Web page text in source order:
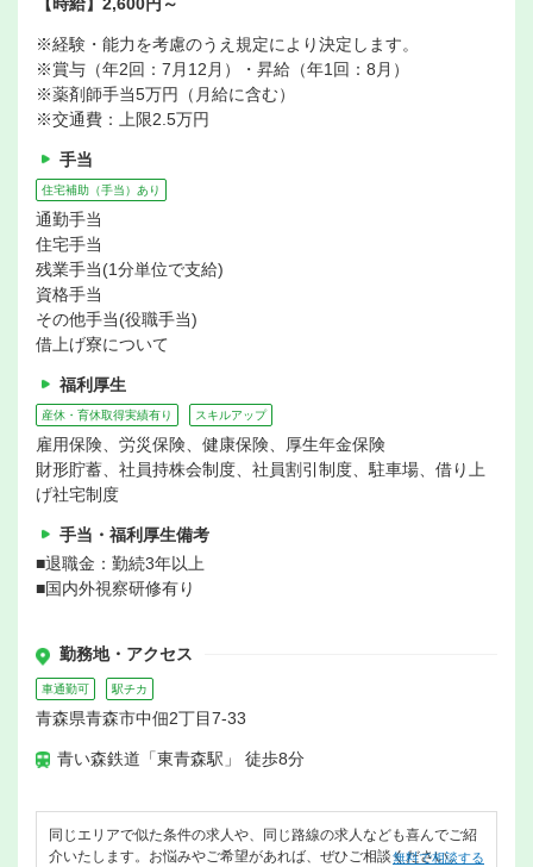
【時給】2,600円～
※経験・能力を考慮のうえ規定により決定します。
※賞与（年2回：7月12月）・昇給（年1回：8月）
※薬剤師手当5万円（月給に含む）
※交通費：上限2.5万円
手当
住宅補助（手当）あり
通勤手当
住宅手当
残業手当(1分単位で支給)
資格手当
その他手当(役職手当)
借上げ寮について
福利厚生
産休・育休取得実績有り スキルアップ
雇用保険、労災保険、健康保険、厚生年金保険
財形貯蓄、社員持株会制度、社員割引制度、駐車場、借り上
げ社宅制度
手当・福利厚生備考
■退職金：勤続3年以上
■国内外視察研修有り
勤務地・アクセス
車通勤可 駅チカ
青森県青森市中佃2丁目7-33
青い森鉄道「東青森駅」 徒歩8分
同じエリアで似た条件の求人や、同じ路線の求人なども喜んでご紹
介いたします。お悩みやご希望があれば、ぜひご相談ください。
無料で相談する